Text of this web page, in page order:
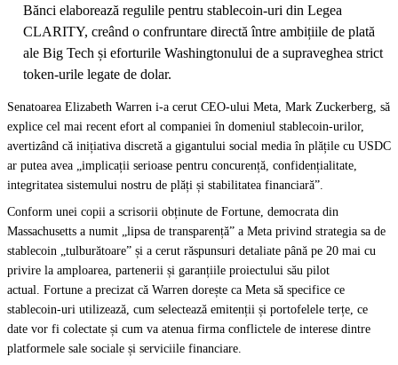
Bănci elaborează regulile pentru stablecoin-uri din Legea
CLARITY, creând o confruntare directă între ambițiile de plată
ale Big Tech și eforturile Washingtonului de a supraveghea strict
token-urile legate de dolar.
Senatoarea Elizabeth Warren i-a cerut CEO-ului Meta, Mark Zuckerberg, să
explice cel mai recent efort al companiei în domeniul stablecoin-urilor,
avertizând că inițiativa discretă a gigantului social media în plățile cu USDC
ar putea avea „implicații serioase pentru concurență, confidențialitate,
integritatea sistemului nostru de plăți și stabilitatea financiară”.
Conform unei copii a scrisorii obținute de Fortune, democrata din
Massachusetts a numit „lipsa de transparență” a Meta privind strategia sa de
stablecoin „tulburătoare” și a cerut răspunsuri detaliate până pe 20 mai cu
privire la amploarea, partenerii și garanțiile proiectului său pilot
actual. Fortune a precizat că Warren dorește ca Meta să specifice ce
stablecoin-uri utilizează, cum selectează emitenții și portofelele terțe, ce
date vor fi colectate și cum va atenua firma conflictele de interese dintre
platformele sale sociale și serviciile financiare.